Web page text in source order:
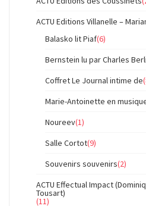
ACTU Editions Villanelle –
Balasko lit Piaf(6)
Bernstein lu par Charles
Coffret Le Journal intime de
Marie-Antoinette en
Noureev(1)
Salle Cortot(9)
Souvenirs souvenirs(2)
ACTU Effectual Impact
Tousart)
(11)